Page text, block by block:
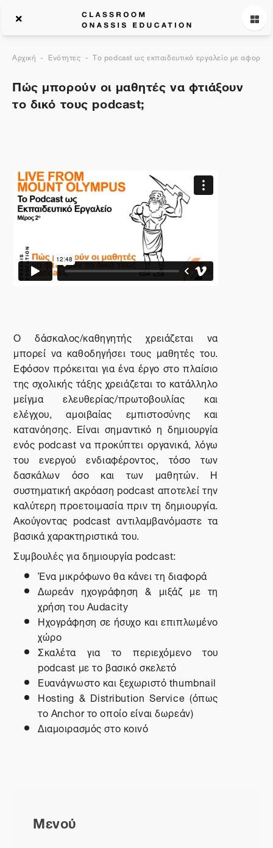
Αρχική Ενότητες Το podcast ως εκπαιδευτικό εργαλείο με
Πώς μπορούν οι μαθητές να φτιάξουν
το δικό τους podcast;
Ο δάσκαλος/καθηγητής χρειάζεται να
μπορεί να καθοδηγήσει τους μαθητές του.
Εφόσον πρόκειται για ένα έργο στο πλαίσιο
της σχολικής τάξης χρειάζεται το κατάλληλο
μείγμα ελευθερίας/πρωτοβουλίας και
ελέγχου, αμοιβαίας εμπιστοσύνης και
κατανόησης. Είναι σημαντικό η δημιουργία
ενός podcast να προκύπτει οργανικά, λόγω
του ενεργού ενδιαφέροντος, τόσο των
δασκάλων όσο και των μαθητών. Η
συστηματική ακρόαση podcast αποτελεί την
καλύτερη προετοιμασία πριν τη δημιουργία.
Ακούγοντας podcast αντιλαμβανόμαστε τα
βασικά χαρακτηριστικά του.
Συμβουλές για δημιουργίαpodcast:
Ένα μικρόφωνο θα κάνει τη διαφορά
Δωρεάν ηχογράφηση & μιξάζ με τη
χρήση τουAudacity
Ηχογράφηση σε ήσυχο και επιπλωμένο
χώρο
Σκαλέτα για το περιεχόμενο του
podcast με το βασικό σκελετό
Ευανάγνωστo και ξεχωριστόthumbnail
Hosting & Distribution Service (όπως
τοAnchorτοοποίοείναιδωρεάν)
Διαμοιρασμός στο κοινό
Μενού